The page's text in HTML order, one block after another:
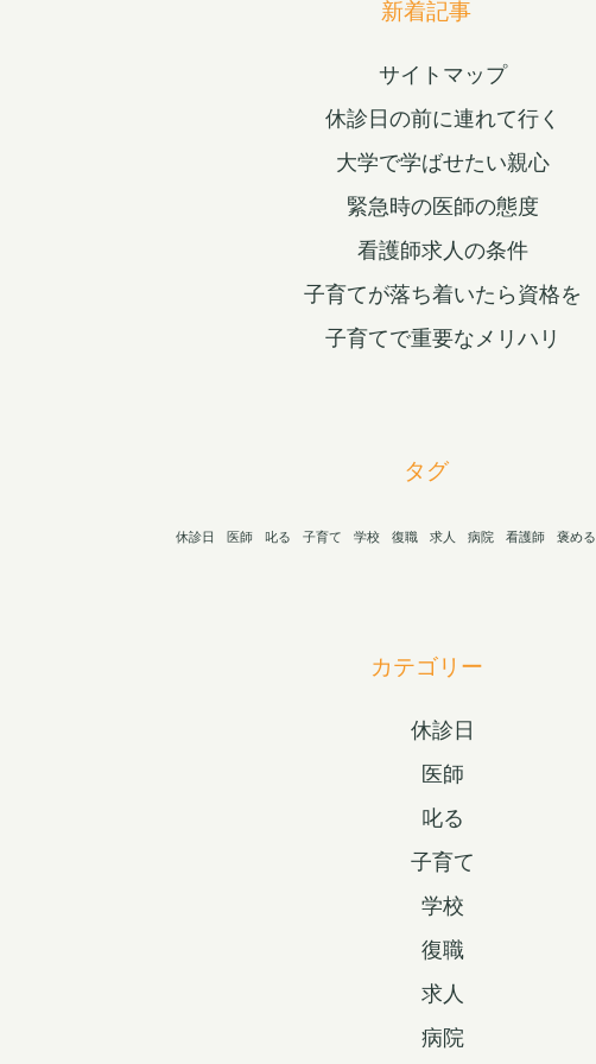
新着記事
サイトマップ
休診日の前に連れて行く
大学で学ばせたい親心
緊急時の医師の態度
看護師求人の条件
子育てが落ち着いたら資格を
子育てで重要なメリハリ
タグ
休診日 医師 叱る 子育て 学校 復職 求人 病院 看護師 褒める
カテゴリー
休診日
医師
叱る
子育て
学校
復職
求人
病院